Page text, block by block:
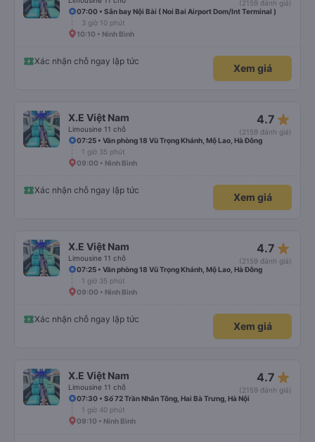
(2159 đánh giá)
07:00 • Sân bay Nội Bài ( Noi Bai Airport Dom/Int Terminal )
3 giờ 10 phút
10:10 • Ninh Bình
Xác nhận chỗ ngay lập tức
Xem giá
X.E Việt Nam
Limousine 11 chỗ
4.7 star_rate
(2159 đánh giá)
07:25 • Văn phòng 18 Vũ Trọng Khánh, Mộ Lao, Hà Đông
1 giờ 35 phút
09:00 • Ninh Bình
Xác nhận chỗ ngay lập tức
Xem giá
X.E Việt Nam
Limousine 11 chỗ
4.7 star_rate
(2159 đánh giá)
07:25 • Văn phòng 18 Vũ Trọng Khánh, Mộ Lao, Hà Đông
1 giờ 35 phút
09:00 • Ninh Bình
Xác nhận chỗ ngay lập tức
Xem giá
X.E Việt Nam
Limousine 11 chỗ
4.7 star_rate
(2159 đánh giá)
07:30 • Số 72 Trần Nhân Tông, Hai Bà Trưng, Hà Nội
1 giờ 40 phút
09:10 • Ninh Bình